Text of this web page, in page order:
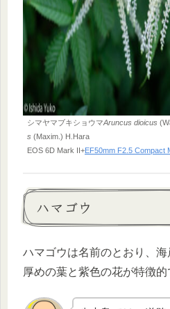
シマヤマブキショウマAruncus dioicus
s (Maxim.) H.Hara
EOS 6D Mark II+EF50mm F2.5 Compact
ハマゴウ
ハマゴウは名前のとおり、海
厚めの葉と紫色の花が特徴的